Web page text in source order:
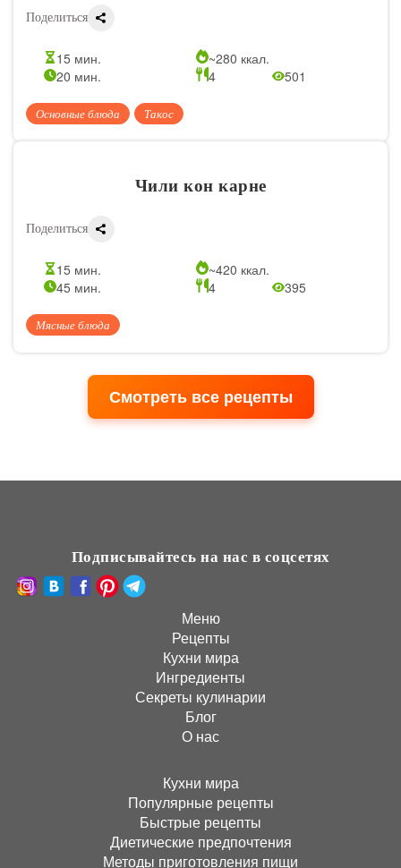
Поделиться
15 мин.
~280 ккал.
20 мин.
4 501
Основные блюда Такос
Чили кон карне
Поделиться
15 мин.
~420 ккал.
45 мин.
4 395
Мясные блюда
Смотреть все рецепты
Подписывайтесь на нас в соцсетях
Меню
Рецепты
Кухни мира
Ингредиенты
Секреты кулинарии
Блог
О нас
Кухни мира
Популярные рецепты
Быстрые рецепты
Диетические предпочтения
Методы приготовления пищи